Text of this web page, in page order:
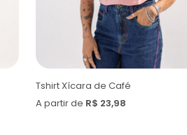
Tshirt Xícara de Café
A partir de R$ 23,98